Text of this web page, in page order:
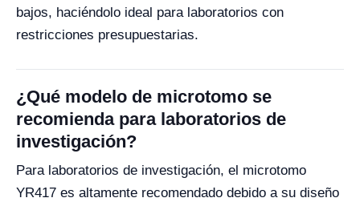
bajos, haciéndolo ideal para laboratorios con
restricciones presupuestarias.
¿Qué modelo de microtomo se
recomienda para laboratorios de
investigación?
Para laboratorios de investigación, el microtomo
YR417 es altamente recomendado debido a su diseño